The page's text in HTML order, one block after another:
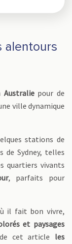
alentours
Australiepour de
ville dynamique
stations de
de Sydney, telles
quartiers vivants
, parfaits pour
il fait bon vivre,
et paysages
cet article les